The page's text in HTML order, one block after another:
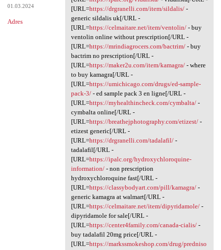
01.03.2024
Adres
[URL=https://drgranelli.com/item/sildalis/-
generic sildalis uk[/URL -
[URL=https://celmaitare.net/item/ventolin/- buy
ventolin online without prescription[/URL -
[URL=https://mrindiagrocers.com/bactrim/- buy
bactrim no prescription[/URL -
[URL=https://maker2u.com/item/kamagra/- where
to buy kamagra[/URL -
[URL=https://umichicago.com/drugs/ed-sample-
pack-3/- ed sample pack 3 en ligne[/URL -
[URL=https://myhealthincheck.com/cymbalta/-
cymbalta online[/URL -
[URL=https://breathejphotography.com/etizest/-
etizest generic[/URL -
[URL=https://drgranelli.com/tadalafil/-
tadalafil[/URL -
[URL=https://ipalc.org/hydroxychloroquine-
information/- non prescription
hydroxychloroquine fast[/URL -
[URL=https://classybodyart.com/pill/kamagra/-
generic kamagra at walmart[/URL -
[URL=https://celmaitare.net/item/dipyridamole/-
dipyridamole for sale[/URL -
[URL=https://center4family.com/canada-cialis/-
buy tadalafil 20mg price[/URL -
[URL=https://markssmokeshop.com/drug/predniso